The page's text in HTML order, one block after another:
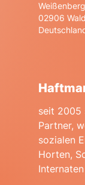
02906
seit 2005
Partner,
sozialen
Horten,